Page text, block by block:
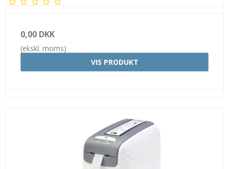
0,00 DKK
(ekskl. moms)
VIS PRODUKT